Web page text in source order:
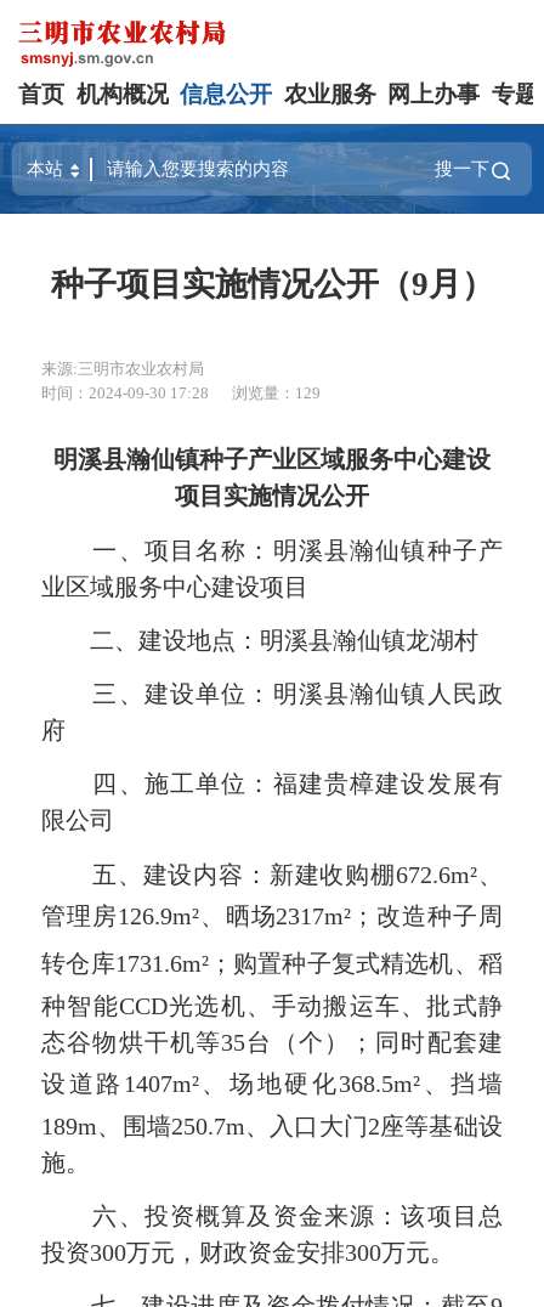
首页 机构概况 信息公开 农业服务 网上办事 专题
搜一下
种子项目实施情况公开（9月）
来源:三明市农业农村局
时间：2024-09-30 17:28
浏览量：129
明溪县瀚仙镇种子产业区域服务中心建设
项目实施情况公开
一、项目名称：明溪县瀚仙镇种子产
业区域服务中心建设项目
二、建设地点：明溪县瀚仙镇龙湖村
三、建设单位：明溪县瀚仙镇人民政
府
四、施工单位：福建贵樟建设发展有
限公司
五、建设内容：新建收购棚672.6m²、
管理房126.9m²、晒场2317m² ；改造种子周
转仓库1731.6m²；购置种子复式精选机、稻
种智能CCD光选机、手动搬运车、批式静
态谷物烘干机等35台（个）；同时配套建
设道路1407m²、场地硬化368.5m² 、挡墙
189m、围墙250.7m、入口大门2座等基础设
施。
六、投资概算及资金来源：该项目总
投资300万元，财政资金安排300万元。